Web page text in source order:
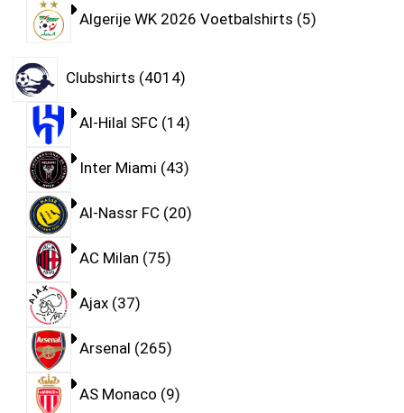
Algerije WK 2026 Voetbalshirts 5
Clubshirts 4014
Al-Hilal SFC 14
Inter Miami 43
Al-Nassr FC 20
AC Milan 75
Ajax 37
Arsenal 265
AS Monaco 9